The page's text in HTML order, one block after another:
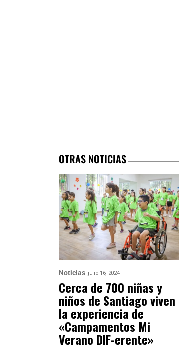
OTRAS NOTICIAS
Noticias julio 16, 2024
Cerca de 700 niñas y
niños de Santiago viven
la experiencia de
«Campamentos Mi
Verano DIF-erente»